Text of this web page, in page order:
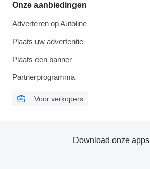
Onze aanbiedingen
Adverteren op Autoline
Plaats uw advertentie
Plaats een banner
Partnerprogramma
Voor verkopers
Download onze apps